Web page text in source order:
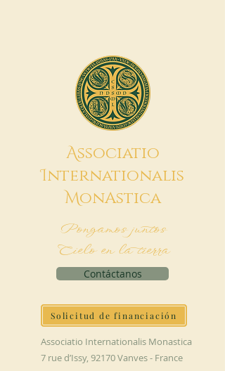
Associatio
Internationalis
MonAstica
Pongamos juntos
Cielo en la tierra
Contáctanos
Solicitud de financiación
Associatio Internationalis Monastica
7 rue d’Issy, 92170 Vanves - France